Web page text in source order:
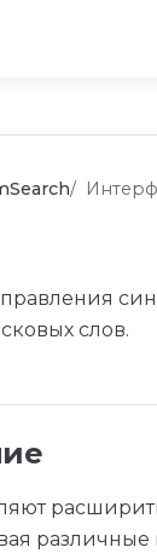
слов.
различные